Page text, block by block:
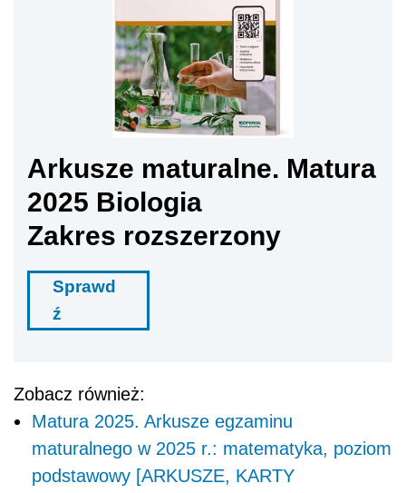
Arkusze maturalne. Matura
2025 Biologia
Zakres rozszerzony
Sprawd
ź
Zobacz również:
Matura 2025. Arkusze egzaminu
maturalnego w 2025 r.: matematyka, poziom
podstawowy [ARKUSZE, KARTY